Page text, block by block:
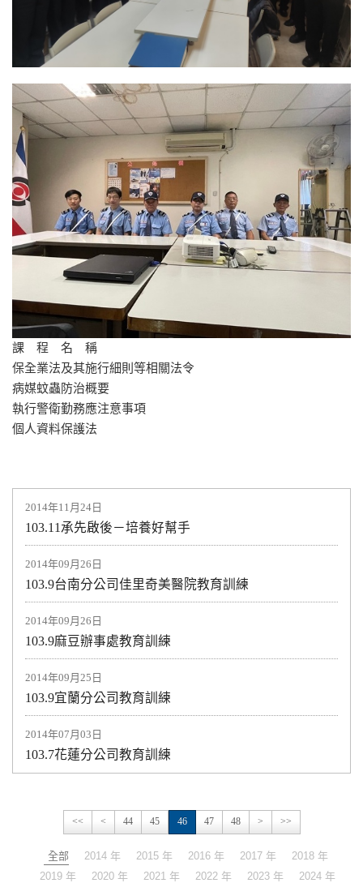
2014年11月24日
103.11承先啟後－培養好幫手
2014年09月26日
103.9台南分公司佳里奇美醫院教育訓練
2014年09月26日
103.9麻豆辦事處教育訓練
2014年09月25日
103.9宜蘭分公司教育訓練
2014年07月03日
103.7花蓮分公司教育訓練
<< < 44 45 46 47 48 > >>
全部 2014 年 2015 年 2016 年 2017 年
2018 年
2019 年
2020 年 2021 年 2022 年 2023 年
2024 年
課 程 名 稱
保全業法及其施行細則等相關法令
病媒蚊蟲防治概要
執行警衛勤務應注意事項
個人資料保護法